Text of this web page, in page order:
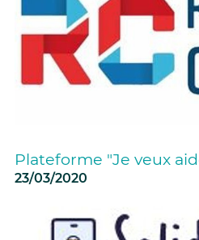
Plateforme "Je veux
23/03/2020